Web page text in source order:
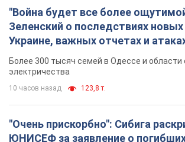
"Война будет все более
Зеленский о последствиях
Украине, важных отчетах и
противника. Видео
Более 300 тысяч семей в Одессе и области
электричества
10 часов назад 123,8 т.
"Очень прискорбно": Сибига
ЮНИСЕФ за заявление о